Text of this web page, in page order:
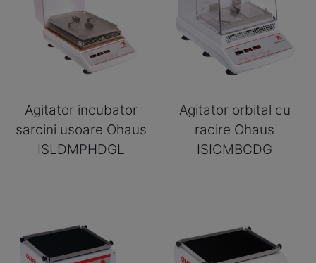
Agitator incubator
sarcini usoare Ohaus
ISLDMPHDGL
Agitator orbital cu
racire Ohaus
ISICMBCDG